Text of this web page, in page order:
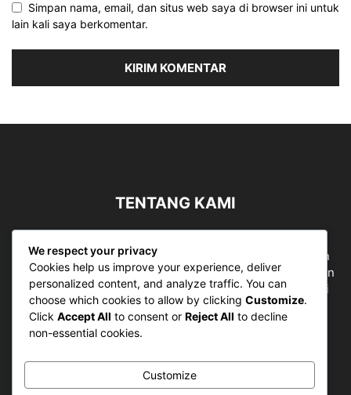
Simpan nama, email, dan situs web saya di browser ini untuk
lain kali saya berkomentar.
TENTANG KAMI
bergerak di ruang jurnalistik, sebagai entitas pemberian
ruang Publik, Media merupakan literasi mutlak diperlukan
sebagai kemampuan dasar berpikir kritis untuk hidup di
abad informasi.
Hubungi kami:
IKUTI KAMI
We respect your privacy
Cookies help us improve your experience, deliver
personalized content, and analyze traffic. You can
choose which cookies to allow by clicking Customize.
Click Accept All to consent or Reject All to decline
non-essential cookies.
Customize